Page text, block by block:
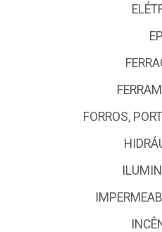
EPI
FORROS,